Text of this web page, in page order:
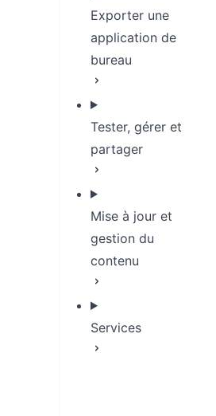
Exporter une
application de
bureau
Tester, gérer et
partager
Mise à jour et
gestion du
contenu
Services